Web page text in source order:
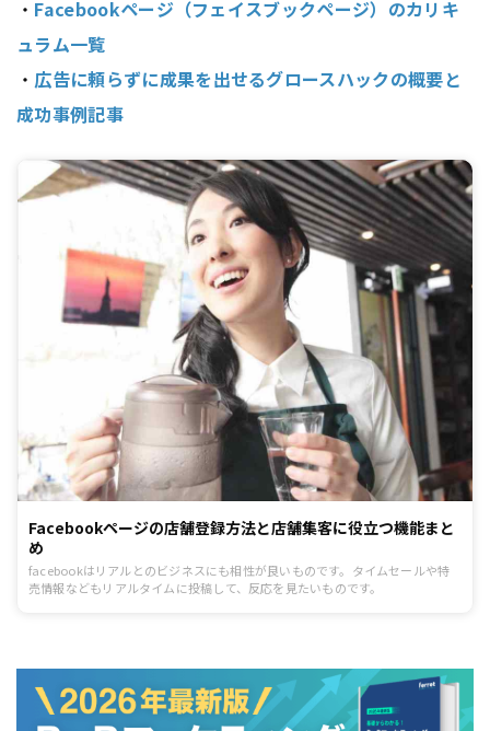
・ Facebookページ（フェイスブックページ）のカリキ
ュラム一覧
・ 広告に頼らずに成果を出せるグロースハックの概要と
成功事例記事
Facebookページの店舗登録方法と店舗集客に役立つ機能まと
め
facebookはリアルとのビジネスにも相性が良いものです。タイムセールや特
売情報などもリアルタイムに投稿して、反応を見たいものです。